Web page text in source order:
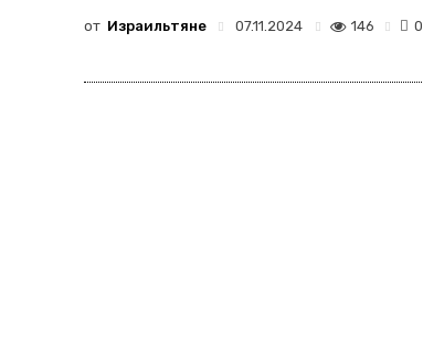
от Израильтяне 07.11.2024 146 0